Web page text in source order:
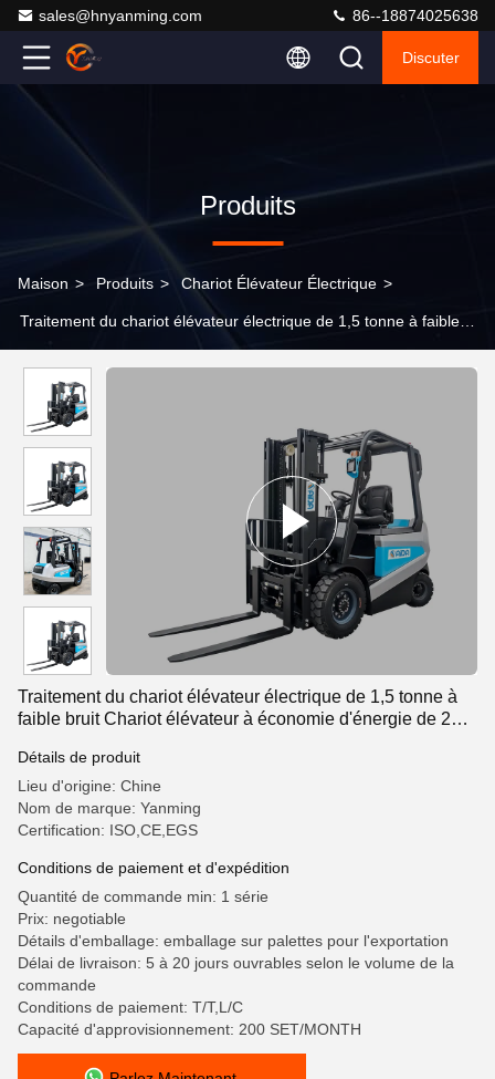
sales@hnyanming.com 86--18874025638
Discuter
Produits
Maison > Produits > Chariot Élévateur Électrique >
Traitement du chariot élévateur électrique de 1,5 tonne à faible
Traitement du chariot élévateur électrique de 1,5 tonne à
faible bruit Chariot élévateur à économie d'énergie de 2
Détails de produit
Lieu d'origine: Chine
Nom de marque: Yanming
Certification: ISO,CE,EGS
Conditions de paiement et d'expédition
Quantité de commande min: 1 série
Prix: negotiable
Détails d'emballage: emballage sur palettes pour l'exportation
Délai de livraison: 5 à 20 jours ouvrables selon le volume de la
commande
Conditions de paiement: T/T,L/C
Capacité d'approvisionnement: 200 SET/MONTH